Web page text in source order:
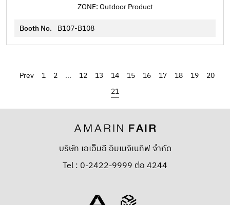
ZONE: Outdoor Product
Booth No. B107-B108
1 2 ... 12 13 14 15 16 17 18 19
20
21
บริษัท เอเอ็มอี อิมเมจิเนทีฟ จำกัด
Tel : 0-2422-9999 ต่อ 4244